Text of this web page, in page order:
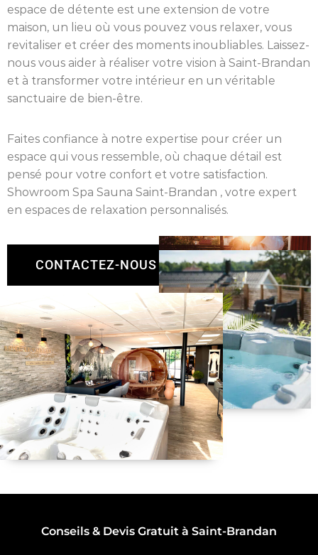
espace de détente est une extension de votre
maison, un lieu où vous pouvez vous relaxer, vous
revitaliser et créer des moments inoubliables. Laissez-
nous vous aider à réaliser votre vision à Saint-Brandan
et à transformer votre intérieur en un véritable
sanctuaire de bien-être.
Faites confiance à notre expertise pour créer un
espace qui vous ressemble, où chaque détail est
pensé pour votre confort et votre satisfaction.
Showroom Spa Sauna Saint-Brandan , votre expert
en espaces de relaxation personnalisés.
CONTACTEZ-NOUS
Conseils & Devis Gratuit à Saint-Brandan